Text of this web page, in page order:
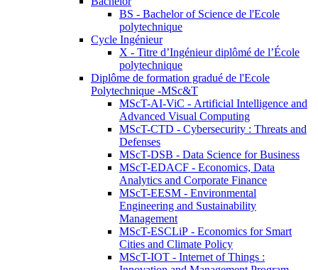
BS - Bachelor of Science de l'Ecole
polytechnique
Cycle Ingénieur
X - Titre d’Ingénieur diplômé de l’École
polytechnique
Diplôme de formation gradué de l'Ecole
Polytechnique -MSc&T
MScT-AI-ViC - Artificial Intelligence and
Advanced Visual Computing
MScT-CTD - Cybersecurity : Threats and
Defenses
MScT-DSB - Data Science for Business
MScT-EDACF - Economics, Data
Analytics and Corporate Finance
MScT-EESM - Environmental
Engineering and Sustainability
Management
MScT-ESCLiP - Economics for Smart
Cities and Climate Policy
MScT-IOT - Internet of Things :